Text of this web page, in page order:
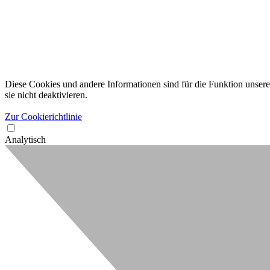
Diese Cookies und andere Informationen sind für die Funktion
sie nicht deaktivieren.
Zur Cookierichtlinie
Analytisch